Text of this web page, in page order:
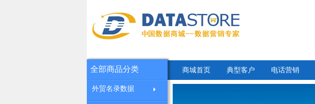
商城首页 典型客户 电话营销
全部商品分类
外贸名录数据